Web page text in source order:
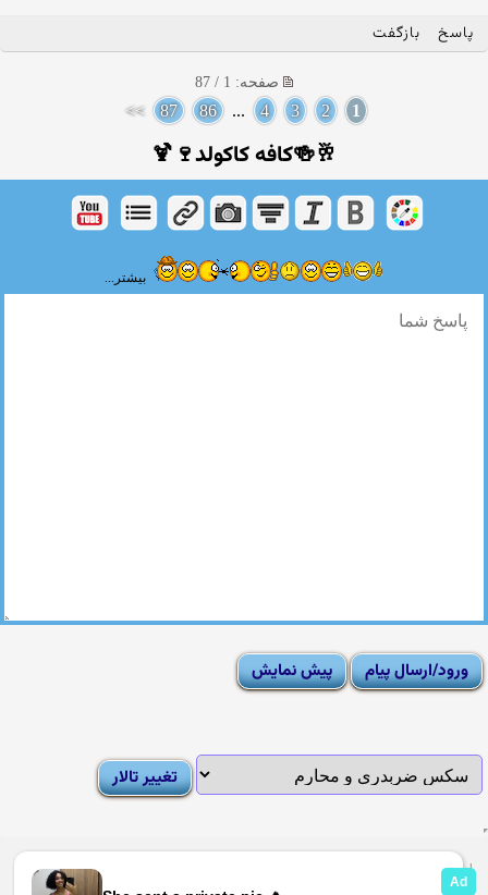
پاسخ بازگفت
صفحه: 1 / 87
1
2
3
4
...
86
87
>>
🥂🍻کافه کاکولد🍷🍹
بیشتر...
Moderator List |
Sexy Pictures Archive
Adult Forums